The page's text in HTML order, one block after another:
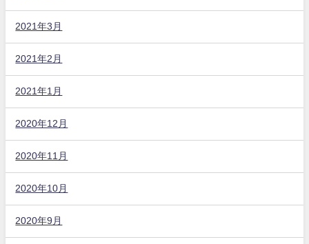
2021年3月
2021年2月
2021年1月
2020年12月
2020年11月
2020年10月
2020年9月